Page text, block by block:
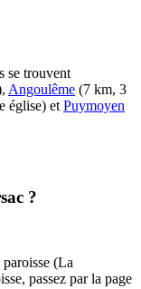
se trouvent
Angoulême (7 km, 3
église) et Puymoyen
?
(La
passez par la page